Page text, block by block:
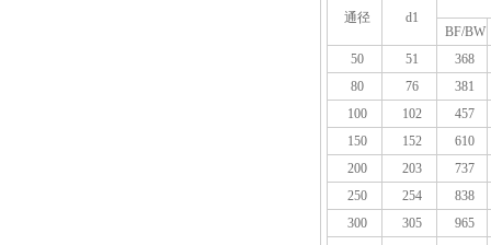
通径
d1
BF/BW
50
51
368
80
76
381
100
102
457
150
152
610
200
203
737
250
254
838
300
305
965